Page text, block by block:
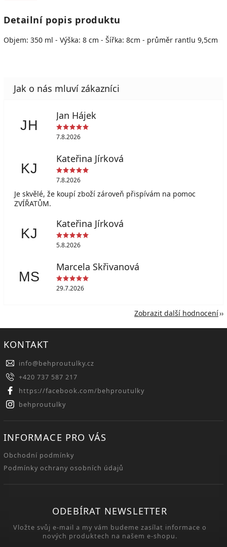
Detailní popis produktu
Objem: 350 ml - Výška: 8 cm - Šířka: 8cm - průměr rantlu 9,5cm
JH
Jan Hájek
7.8.2026
KJ
Kateřina Jírková
7.8.2026
Je skvělé, že koupí zboží zároveň přispívám na pomoc
ZVÍŘATŮM.
KJ
Kateřina Jírková
5.8.2026
MS
Marcela Skřivanová
29.7.2026
Zobrazit další hodnocení
KONTAKT
info@behproutulky.cz
+420 737 587 217
https://facebook.com/behproutulky
behproutulky
INFORMACE PRO VÁS
Obchodní podmínky
Podmínky ochrany osobních údajů
ODEBÍRAT NEWSLETTER
Vložte svůj e-mail a my vám budeme zasílat informace o
nových produktech na našem e-shopu.